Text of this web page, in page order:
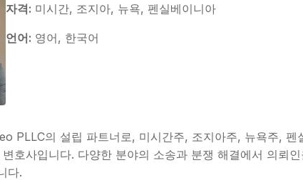
자격: 미시간, 조지아, 뉴욕, 펜실베이니아
언어: 영어, 한국어
PLLC의 설립 파트너로, 미시간주, 조지아주, 뉴욕주, 펜
호사입니다. 다양한 분야의 소송과 분쟁 해결에서 의뢰
다.